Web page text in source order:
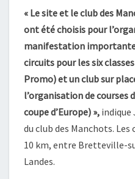
« Le site et le club des
ont été choisis pour
manifestation
circuits pour les six
Promo) et un club sur
l’organisation de courses
coupe d’Europe) », indique
du club des Manchots.
10 km, entre Bretteville-
Landes.